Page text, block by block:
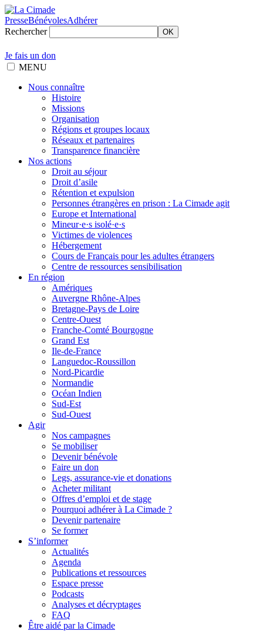
PresseBénévolesAdhérer
Rechercher
OK
Je fais un don
MENU
Nous connaître
Histoire
Missions
Organisation
Régions et groupes locaux
Réseaux et partenaires
Transparence financière
Nos actions
Droit au séjour
Droit d’asile
Rétention et expulsion
Personnes étrangères en prison : La Cimade agit
Europe et International
Mineur·e·s isolé·e·s
Victimes de violences
Hébergement
Cours de Français pour les adultes étrangers
Centre de ressources sensibilisation
En région
Amériques
Auvergne Rhône-Alpes
Bretagne-Pays de Loire
Centre-Ouest
Franche-Comté Bourgogne
Grand Est
Ile-de-France
Languedoc-Roussillon
Nord-Picardie
Normandie
Océan Indien
Sud-Est
Sud-Ouest
Agir
Nos campagnes
Se mobiliser
Devenir bénévole
Faire un don
Legs, assurance-vie et donations
Acheter militant
Offres d’emploi et de stage
Pourquoi adhérer à La Cimade ?
Devenir partenaire
Se former
S’informer
Actualités
Agenda
Publications et ressources
Espace presse
Podcasts
Analyses et décryptages
FAQ
Être aidé par la Cimade